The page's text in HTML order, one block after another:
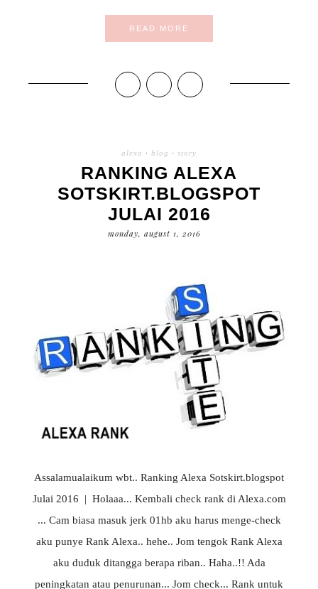
READ MORE
alexa · blog · story
RANKING ALEXA
SOTSKIRT.BLOGSPOT
JULAI 2016
monday, august 1, 2016
Assalamualaikum wbt.. Ranking Alexa Sotskirt.blogspot
Julai 2016 | Holaaa... Kembali check rank di Alexa.com
... Cam biasa masuk jerk 01hb aku harus menge-check
aku punye Rank Alexa.. hehe.. Jom tengok Rank Alexa
aku duduk ditangga berapa riban.. Haha..!! Ada
peningkatan atau penurunan... Jom check... Rank untuk